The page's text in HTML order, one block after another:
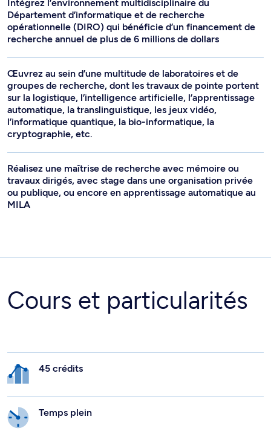
Intégrez l’environnement multidisciplinaire du
Département d’informatique et de recherche
opérationnelle (DIRO) qui bénéficie d’un financement de
recherche annuel de plus de 6 millions de dollars
Œuvrez au sein d’une multitude de laboratoires et de
groupes de recherche, dont les travaux de pointe portent
sur la logistique, l’intelligence artificielle, l’apprentissage
automatique, la translinguistique, les jeux vidéo,
l’informatique quantique, la bio-informatique, la
cryptographie, etc.
Réalisez une maîtrise de recherche avec mémoire ou
travaux dirigés, avec stage dans une organisation privée
ou publique, ou encore en apprentissage automatique au
MILA
Cours et particularités
45 crédits
Temps plein